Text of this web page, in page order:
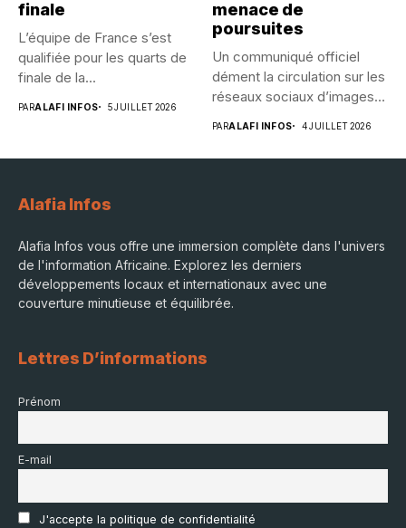
finale
L’équipe de France s’est
qualifiée pour les quarts de
finale de la...
PARALAFI INFOS 5 JUILLET 2026
menace de
poursuites
Un communiqué officiel
dément la circulation sur les
réseaux sociaux d’images
PARALAFI INFOS 4 JUILLET 2026
Alafia Infos
Alafia Infos vous offre une immersion complète dans l'univers
de l'information Africaine. Explorez les derniers
développements locaux et internationaux avec une
couverture minutieuse et équilibrée.
Lettres D’informations
Prénom
E-mail
J'accepte la politique de confidentialité